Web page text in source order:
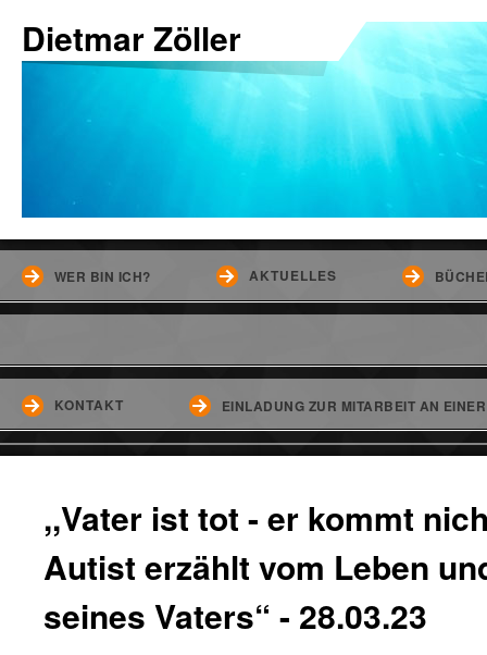
Dietmar Zöller
WER BIN ICH? AKTUELLES
KONTAKT EINLADUNG ZUR MITARBEIT AN
,,Vater ist tot - er kommt
Autist erzählt vom Leben
seines Vaters“ - 28.03.23